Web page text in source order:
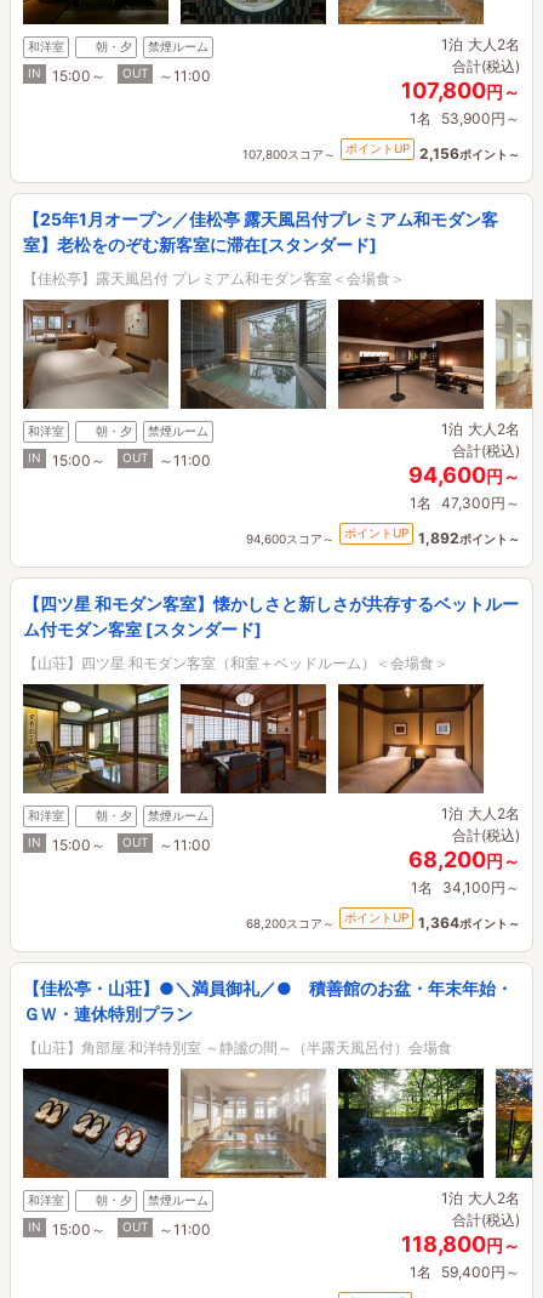
和洋室 朝・夕
禁煙ルーム
IN
15:00～ OUT ～11:00
1泊 大人2名
合計(税込)
107,800円～
1名 53,900円～
107,800スコア～ ポイントUP 2,156ポイント～
【25年1月オープン／佳松亭 露天風呂付プレミアム和モダン客
室】老松をのぞむ新客室に滞在[スタンダード]
【佳松亭】露天風呂付 プレミアム和モダン客室＜会場食＞
和洋室 朝・夕
禁煙ルーム
IN
15:00～ OUT ～11:00
1泊 大人2名
合計(税込)
94,600円～
1名 47,300円～
94,600スコア～ ポイントUP 1,892ポイント～
【四ツ星 和モダン客室】懐かしさと新しさが共存するベットルー
ム付モダン客室 [スタンダード]
【山荘】四ツ星 和モダン客室（和室＋ベッドルーム）＜会場食＞
和洋室 朝・夕
禁煙ルーム
IN
15:00～ OUT ～11:00
1泊 大人2名
合計(税込)
68,200円～
1名 34,100円～
68,200スコア～ ポイントUP 1,364ポイント～
【佳松亭・山荘】●＼満員御礼／● 積善館のお盆・年末年始・
ＧＷ・連休特別プラン
【山荘】角部屋 和洋特別室 ～静謐の間～（半露天風呂付）会場食
和洋室 朝・夕
禁煙ルーム
IN
15:00～ OUT ～11:00
1泊 大人2名
合計(税込)
118,800円～
1名 59,400円～